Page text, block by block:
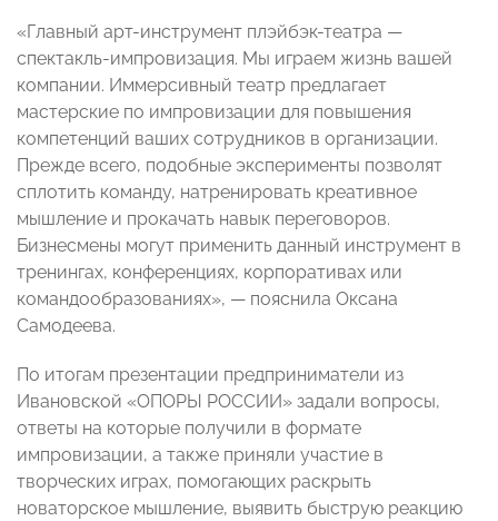
«Главный арт-инструмент плэйбэк-театра —
спектакль-импровизация. Мы играем жизнь вашей
компании. Иммерсивный театр предлагает
мастерские по импровизации для повышения
компетенций ваших сотрудников в организации.
Прежде всего, подобные эксперименты позволят
сплотить команду, натренировать креативное
мышление и прокачать навык переговоров.
Бизнесмены могут применить данный инструмент в
тренингах, конференциях, корпоративах или
командообразованиях», — пояснила Оксана
Самодеева.
По итогам презентации предприниматели из
Ивановской «ОПОРЫ РОССИИ» задали вопросы,
ответы на которые получили в формате
импровизации, а также приняли участие в
творческих играх, помогающих раскрыть
новаторское мышление, выявить быструю реакцию